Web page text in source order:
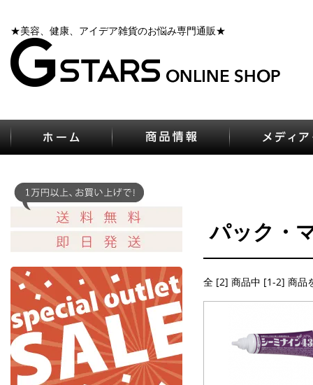
★美容、健康、アイデア雑貨のお悩み専門通販★
パック・
全 [2] 商品中 [1-2] 商品